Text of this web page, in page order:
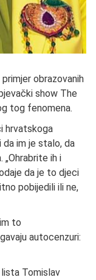
obrazovanih
show The
tog fenomena.
hrvatskoga
da im je stalo, da
ih i
da je to djeci
pobijedili ili ne,
to
autocenzuri:
Tomislav